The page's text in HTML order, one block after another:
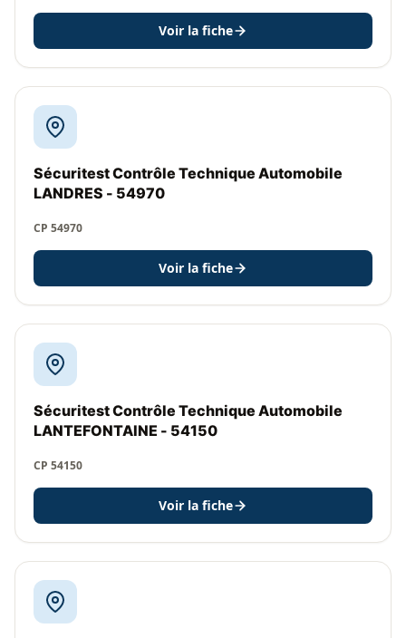
Voir la fiche
Sécuritest Contrôle Technique Automobile
LANDRES - 54970
CP 54970
Voir la fiche
Sécuritest Contrôle Technique Automobile
LANTEFONTAINE - 54150
CP 54150
Voir la fiche